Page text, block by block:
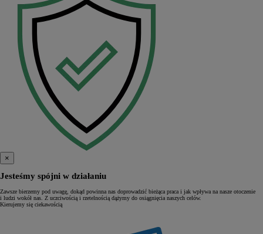
×
Jesteśmy spójni w działaniu
Zawsze bierzemy pod uwagę, dokąd powinna nas doprowadzić bieżąca praca i jak wpływa na nasze otoczenie
i ludzi wokół nas. Z uczciwością i rzetelnością dążymy do osiągnięcia naszych celów.
Kierujemy się ciekawością